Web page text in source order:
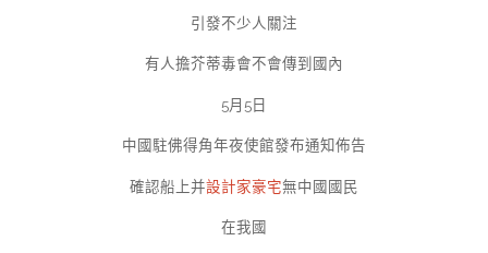
引發不少人關注
有人擔芥蒂毒會不會傳到國內
5月5日
中國駐佛得角年夜使館發布通知佈告
確認船上并設計家豪宅無中國國民
在我國